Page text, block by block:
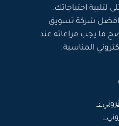
لتلبية احتياجاتك.
افضل شركة تسويق
ما يجب مراعاته عند
المناسبة.
:
: